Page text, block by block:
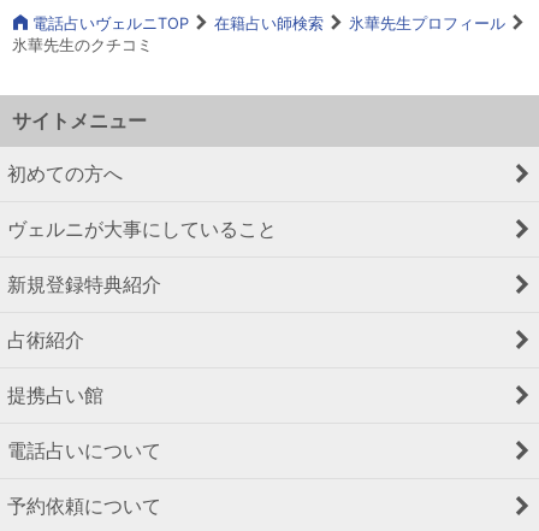
電話占いヴェルニTOP 在籍占い師検索
氷華先生プロフィール
氷華先生のクチコミ
サイトメニュー
初めての方へ
ヴェルニが大事にしていること
新規登録特典紹介
占術紹介
提携占い館
電話占いについて
予約依頼について